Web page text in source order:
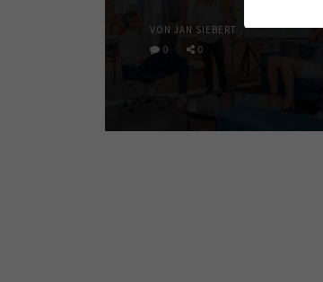
VON JAN SIEBERT
0
0